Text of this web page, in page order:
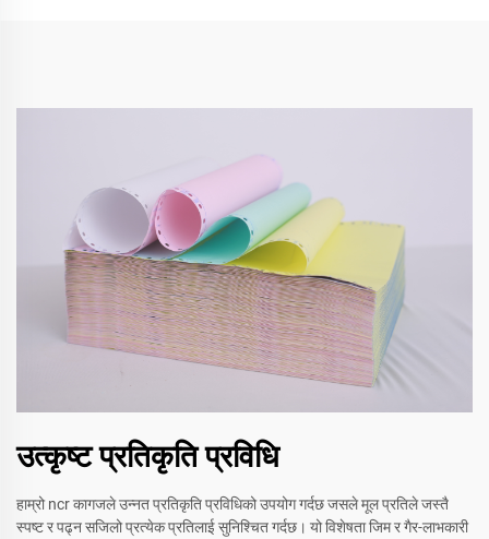
उत्कृष्ट प्रतिकृति प्रविधि
हाम्रो ncr कागजले उन्नत प्रतिकृति प्रविधिको उपयोग गर्दछ जसले मूल प्रतिले जस्तै
स्पष्ट र पढ्न सजिलो प्रत्येक प्रतिलाई सुनिश्चित गर्दछ। यो विशेषता जिम र गैर-लाभकारी